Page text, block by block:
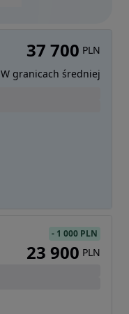
37 700 PLN
W granicach średniej
- 1 000 PLN
23 900 PLN